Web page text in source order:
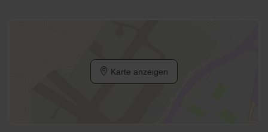
Karte anzeigen